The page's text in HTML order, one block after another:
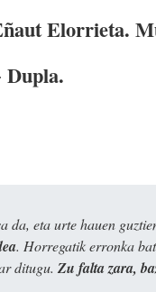
Elorrieta.
Dupla.
eta urte hauen
. Horregatik erronka
ditugu. Zu falta zara,